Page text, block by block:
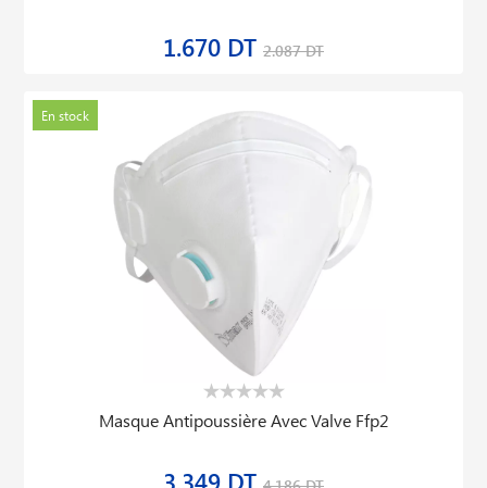
37.592 DT41.769 DT
En stock
Lot De 10 Lampes Economique Spiral 20w B22